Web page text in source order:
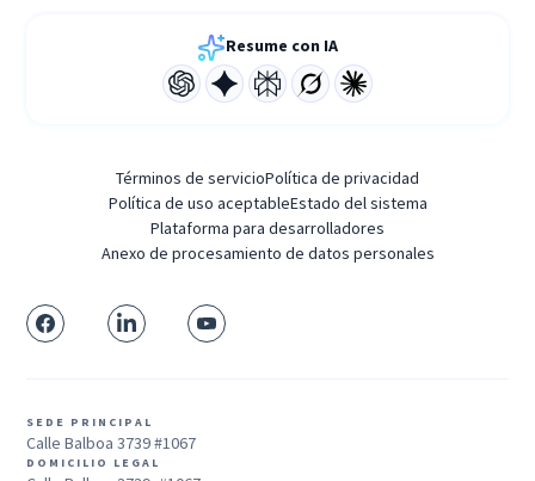
Resume con IA
Términos de servicioPolítica de privacidad
Política de uso aceptableEstado del sistema
Plataforma para desarrolladores
Anexo de procesamiento de datos personales
SEDE PRINCIPAL
Calle Balboa 3739 #1067
DOMICILIO LEGAL